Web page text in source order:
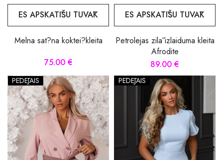
ES APSKATĪŠU TUVĀK
Melna sat?na koktei?kleita
75.00 €
ES APSKATĪŠU TUVĀK
Petrolejas zilā izlaiduma kleita
Afrodite
89.00 €
PĒDĒJAIS PĒDĒJAIS